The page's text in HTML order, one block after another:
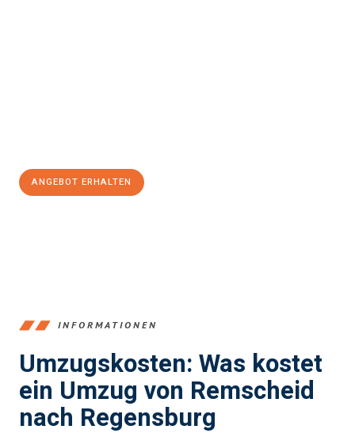
ANGEBOT ERHALTEN
INFORMATIONEN
Umzugskosten: Was kostet
ein Umzug von Remscheid
nach Regensburg